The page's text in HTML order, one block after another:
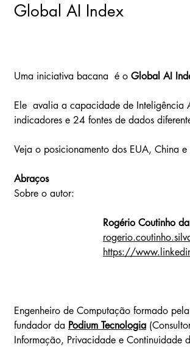
Global AI Index
Uma iniciativa bacana  é o Global AI
Ele  avalia a capacidade de
indicadores e 24 fontes de dados
Veja o posicionamento dos EUA, China
Abraços
Sobre o autor:
Rogério Coutinho
https://
Engenheiro de Computação formado
fundador da Podium Tecnologia
Informação, Privacidade e Continuidade